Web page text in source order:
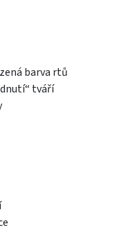
barva rtů
tváří